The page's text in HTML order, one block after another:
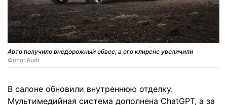
Авто получило внедорожный обвес, а его клиренс увеличили
Фото: Audi
В салоне обновили внутреннюю отделку.
Мультимедийная система дополнена ChatGPT, а за